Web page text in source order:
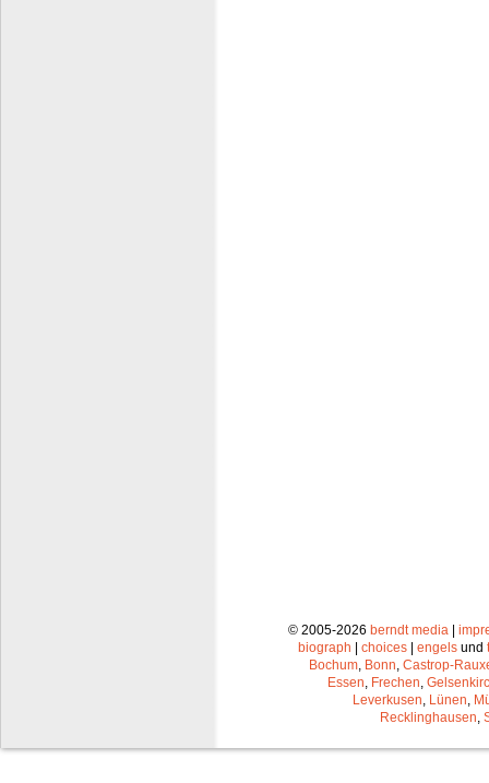
© 2005-2026 berndt media |
biograph | choices | engels und
Bochum Bonn Castrop-
Essen Frechen
Leverkusen Lünen
Recklinghausen